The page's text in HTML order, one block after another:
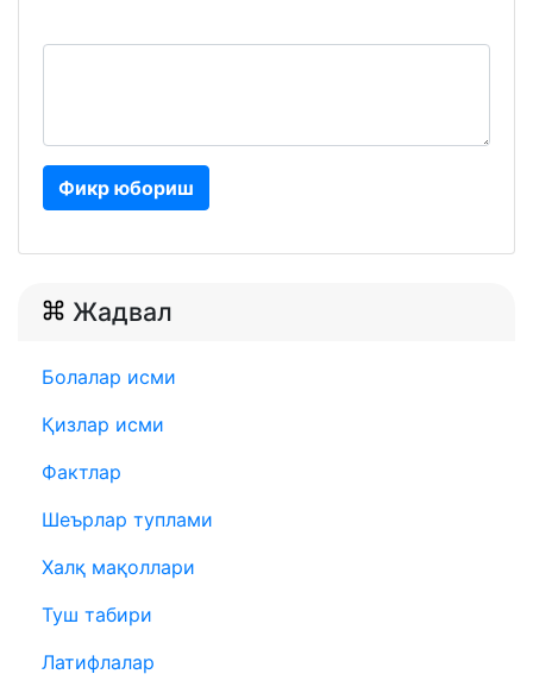
Фикр юбориш
Жадвал
Болалар исми
Қизлар исми
Фактлар
Шеърлар туплами
Халқ мақоллари
Туш табири
Латифлалар